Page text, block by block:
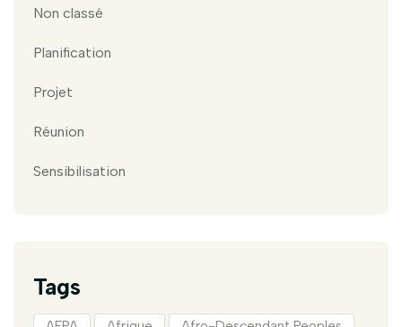
Non classé
Planification
Projet
Réunion
Sensibilisation
Tags